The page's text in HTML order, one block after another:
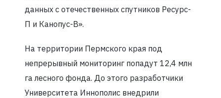
данных с отечественных спутников Ресурс-
П и Канопус-В».
На территории Пермского края под
непрерывный мониторинг попадут 12,4 млн
га лесного фонда. До этого разработчики
Университета Иннополис внедрили